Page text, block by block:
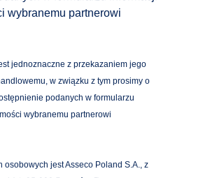
wybranemu partnerowi
jednoznaczne z przekazaniem jego
w związku z tym prosimy o
podanych w formularzu
wybranemu partnerowi
osobowych jest Asseco Poland S.A., z